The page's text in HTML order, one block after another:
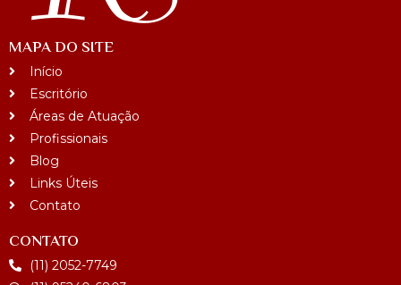
MAPA DO SITE
Início
Escritório
Áreas de Atuação
Profissionais
Blog
Links Úteis
Contato
CONTATO
(11) 2052-7749